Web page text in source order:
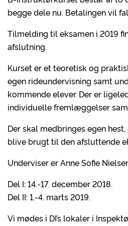
begge dele nu. Betalingen vil
Tilmelding til eksamen i 2019
afslutning.
Kurset er et teoretisk og
egen rideundervisning samt
kommende elever. Der er
individuelle fremlæggelser
Der skal medbringes egen
blive brugt til den afsluttende
Underviser er Anne Sofie
Del I: 14.-17. december 2018.
Del II: 1.-4. marts 2019.
Vi mødes i DI’s lokaler i